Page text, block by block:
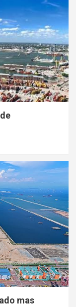
mas